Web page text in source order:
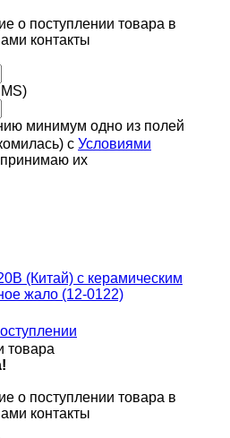
о поступлении товара в
контакты
минимум одно из полей
с Условиями
их
(Китай) с керамическим
жало (12-0122)
товара
о поступлении товара в
контакты